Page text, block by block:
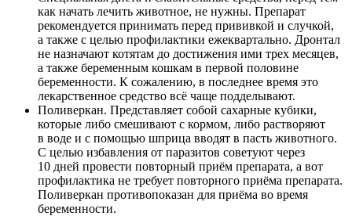
как начать лечить животное, не нужны. Препарат
рекомендуется принимать перед прививкой и случкой,
а также с целью профилактики ежеквартально. Дронтал
не назначают котятам до достижения ими трех месяцев,
а также беременным кошкам в первой половине
беременности. К сожалению, в последнее время это
лекарственное средство всё чаще подделывают.
Поливеркан. Представляет собой сахарные кубики,
которые либо смешивают с кормом, либо растворяют
в воде и с помощью шприца вводят в пасть животного.
С целью избавления от паразитов советуют через
10 дней провести повторный приём препарата, а вот
профилактика не требует повторного приёма препарата.
Поливеркан противопоказан для приёма во время
беременности.